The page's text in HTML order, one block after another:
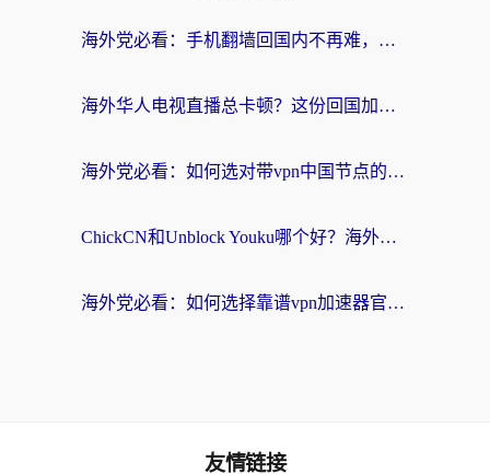
海外党必看：手机翻墙回国内不再难，一篇搞定无缝访问国内资源指南
海外华人电视直播总卡顿？这份回国加速器选择指南帮你无缝看国内资源
海外党必看：如何选对带vpn中国节点的加速器？无缝访问国内资源全攻略
ChickCN和Unblock Youku哪个好？海外党亲测4款热门回国加速器，附避坑指南
海外党必看：如何选择靠谱vpn加速器官网？轻松解决国内APP地区限制
友情链接